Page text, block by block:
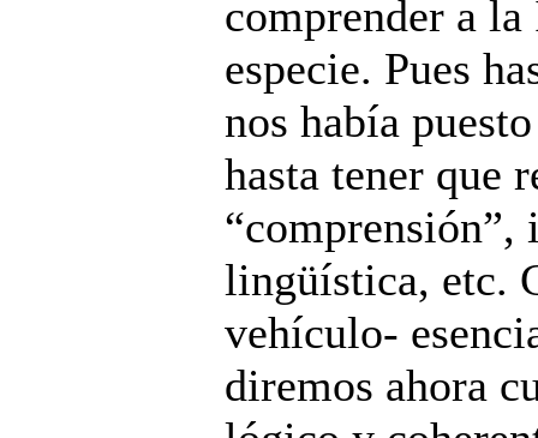
comprender a
especie. Pues
nos había
hasta tener que
lingüística, etc.
vehículo-
diremos ahora